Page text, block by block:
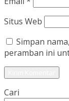
Situs Web
Simpan
peramban ini
Cari